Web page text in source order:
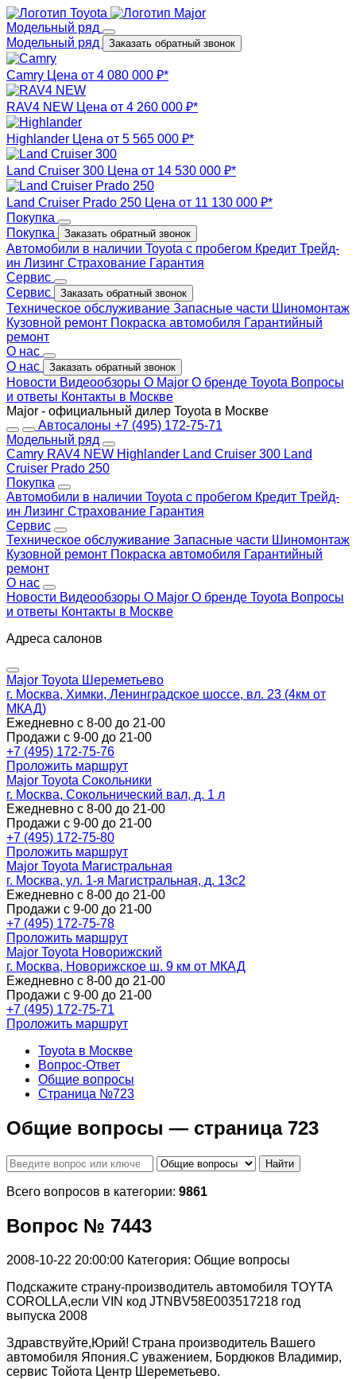
Модельный ряд
Модельный ряд
Заказать обратный звонок
Camry Цена от 4 080 000 ₽*
RAV4 NEW Цена от 4 260 000 ₽*
Highlander Цена от 5 565 000 ₽*
Land Cruiser 300 Цена от 14 530 000 ₽*
Land Cruiser Prado 250 Цена от 11 130 000 ₽*
Покупка
Покупка
Заказать обратный звонок
Автомобили в наличии Toyota с пробегом Кредит Трейд-
ин Лизинг Страхование Гарантия
Сервис
Сервис
Заказать обратный звонок
Техническое обслуживание Запасные части Шиномонтаж
Кузовной ремонт Покраска автомобиля Гарантийный
ремонт
О нас
О нас
Заказать обратный звонок
Новости Видеообзоры О Major О бренде Toyota Вопросы
и ответы Контакты в Москве
Major - официальный дилер Toyota в Москве
Автосалоны +7 (495) 172-75-71
Модельный ряд
Camry RAV4 NEW Highlander Land Cruiser 300 Land
Cruiser Prado 250
Покупка
Автомобили в наличии Toyota с пробегом Кредит Трейд-
ин Лизинг Страхование Гарантия
Сервис
Техническое обслуживание Запасные части Шиномонтаж
Кузовной ремонт Покраска автомобиля Гарантийный
ремонт
О нас
Новости Видеообзоры О Major О бренде Toyota Вопросы
и ответы Контакты в Москве
Адреса салонов
Major Toyota Шереметьево
г. Москва, Химки, Ленинградское шоссе, вл. 23 (4км от
МКАД)
Ежедневно с 8-00 до 21-00
Продажи с 9-00 до 21-00
+7 (495) 172-75-76
Проложить маршрут
Major Toyota Сокольники
г. Москва, Сокольнический вал, д. 1 л
Ежедневно с 8-00 до 21-00
Продажи с 9-00 до 21-00
+7 (495) 172-75-80
Проложить маршрут
Major Toyota Магистральная
г. Москва, ул. 1-я Магистральная, д. 13с2
Ежедневно с 8-00 до 21-00
Продажи с 9-00 до 21-00
+7 (495) 172-75-78
Проложить маршрут
Major Toyota Новорижский
г. Москва, Новорижское ш. 9 км от МКАД
Ежедневно с 8-00 до 21-00
Продажи с 9-00 до 21-00
+7 (495) 172-75-71
Проложить маршрут
Toyota в Москве
Вопрос-Ответ
Общие вопросы
Страница №723
Общие вопросы — страница 723
Найти
Всего вопросов в категории: 9861
Вопрос № 7443
2008-10-22 20:00:00 Категория: Общие вопросы
Подскажите страну-производитель автомобиля TOYTA
COROLLA,если VIN код JTNBV58E003517218 год
выпуска 2008
Здравствуйте,Юрий! Страна производитель Вашего
автомобиля Япония.С уважением, Бордюков Владимир,
сервис Тойота Центр Шереметьево.